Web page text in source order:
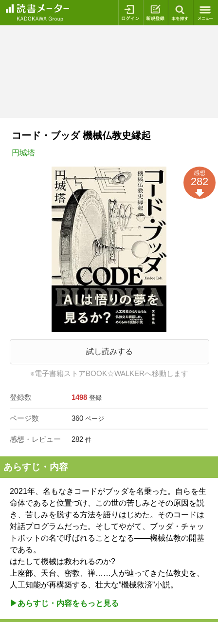
ログイン 新規登録
コード・ブッダ 機械仏教史縁起
円城塔
試し読みする
※電子書籍ストアBOOK☆WALKERへ移動します
登録数 1498 登録
ページ数 360 ページ
感想・レビュー 282 件
感想
282
あらすじ・内容
2021年、名もなきコードがブッダを名乗った。自らを生
命体であると位置づけ、この世の苦しみとその原因を説
き、苦しみを脱する方法を語りはじめた。そのコードは
対話プログラムだった。そしてやがて、ブッダ・チャッ
トボットの名で呼ばれることとなる――機械仏教の開基
である。
はたして機械は救われるのか?
上座部、天台、密教、禅……人が辿ってきた仏教史を、
人工知能が再構築する、壮大な”機械救済”小説。
▶︎あらすじ・内容をもっと見る